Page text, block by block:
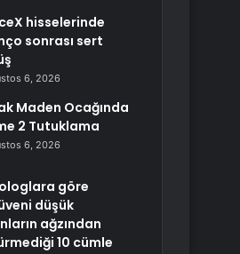
hisselerinde
sonrası sert
6, 2026
Maden Ocağında
2 Tutuklama
6, 2026
göre
düşük
ağzından
10 cümle